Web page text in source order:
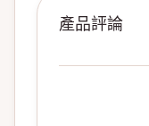
產品評論